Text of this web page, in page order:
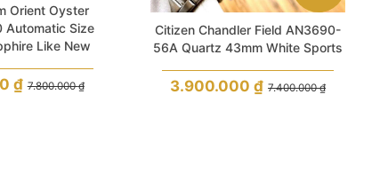
Orient Oyster
Automatic Size
Like New
7.800.000₫
₫
Citizen Chandler Field AN3690-
56A Quartz 43mm White Sports
7.400.000₫
3.900.000₫